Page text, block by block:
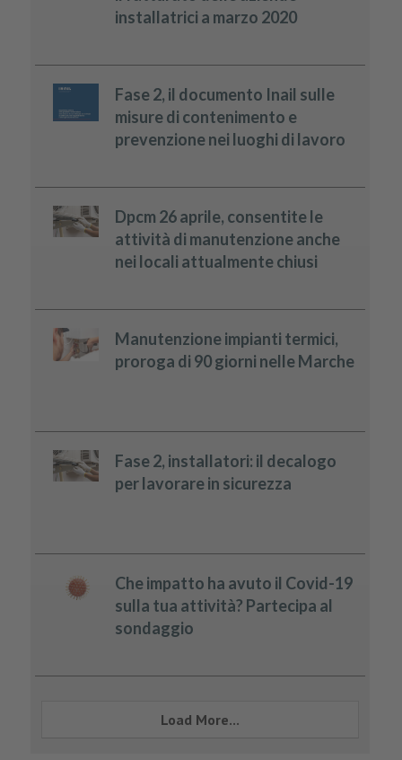
installatrici a marzo 2020
Fase 2, il documento Inail sulle
misure di contenimento e
prevenzione nei luoghi di lavoro
Dpcm 26 aprile, consentite le
attività di manutenzione anche
nei locali attualmente chiusi
Manutenzione impianti termici,
proroga di 90 giorni nelle Marche
Fase 2, installatori: il decalogo
per lavorare in sicurezza
Che impatto ha avuto il Covid-19
sulla tua attività? Partecipa al
sondaggio
Load More...